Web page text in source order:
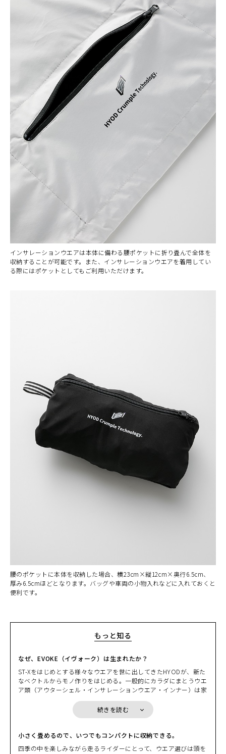
インサレーションウエアは本体に備わる腰ポケットに折り畳んで全体を
収納することが可能です。また、インサレーションウエアを着用してい
る際にはポケットとしてもご利用いただけます。
腰のポケットに本体を収納した場合、横23cm×縦12cm×奥行6.5cm、
厚み6.5cmほどとなります。バッグや車両の小物入れなどに入れておくと
便利です。
もっと知る
なぜ、EVOKE（イヴォーク）は生まれたか？
ST-Xをはじめとする様々なウエアを世に出してきたHYODが、新た
なベクトルからモノ作りをはじめる。一般的にカラダにまとうウエ
ア類（アウターシェル・インサレーションウエア・インナー）は家
の日の天気や気温、どんなルートを走るかでライダーは一日のウエ
アリングを決める。しかしながら、その決定には少しばかりの“我
ながら。HYODはそこに目をつけた。
先週末に走ったツーリングシーンを思い浮かべる。出掛ける時には
続きを読む
小さく畳めるので、いつでもコンパクトに収納できる。
四季の中を楽しみながら走るライダーにとって、ウエア選びは頭を
カラー・サイズ選択
HEATHER BEIGE
¥22,000 (税込)